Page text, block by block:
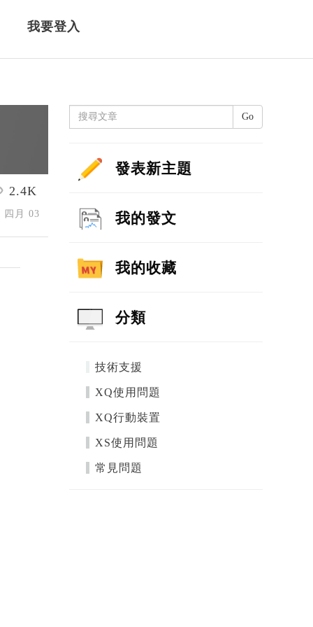
我要登入
2.4K
四月 03
Go
發表新主題
我的發文
我的收藏
分類
技術支援
XQ使用問題
XQ行動裝置
XS使用問題
常見問題